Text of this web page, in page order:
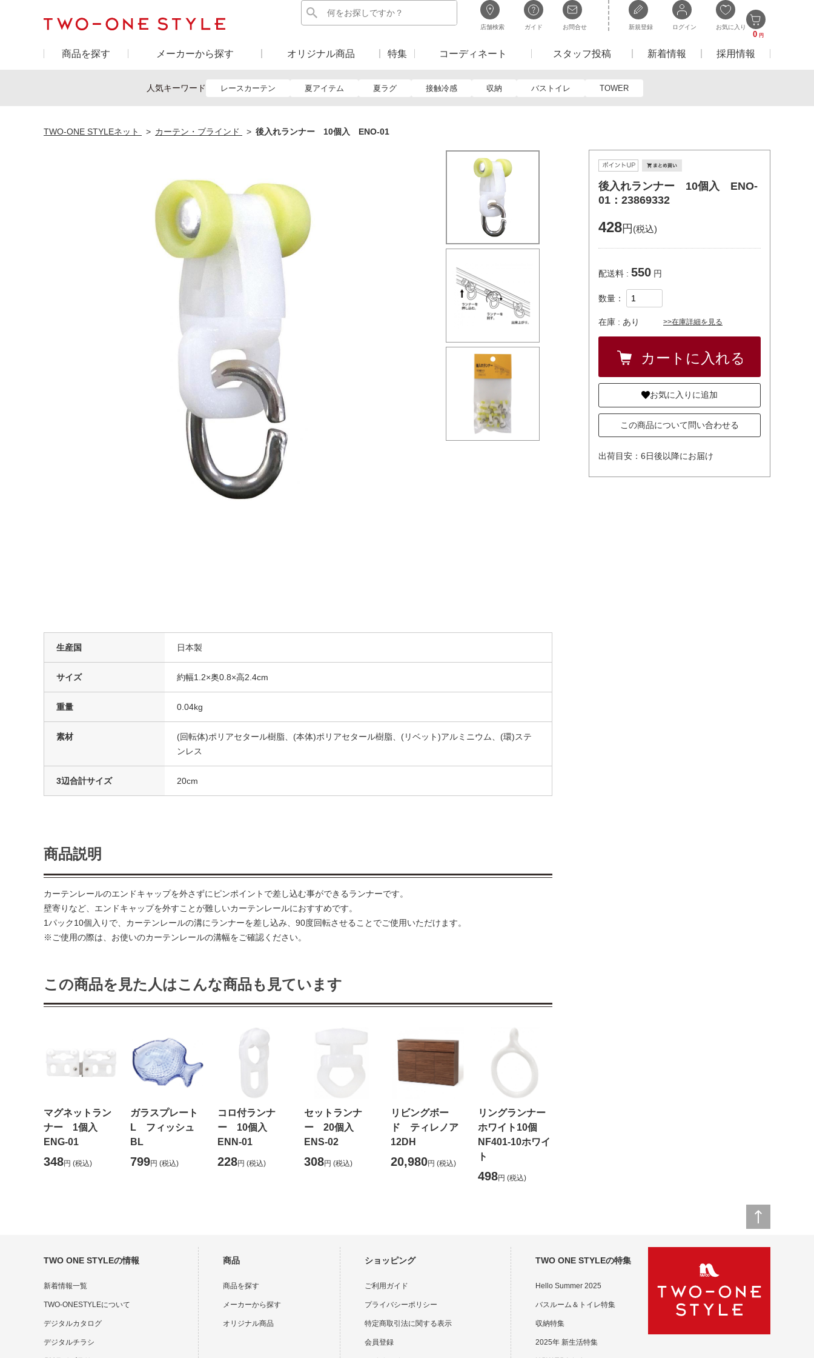
店舗検索 ガイド お問合せ 新規登録 ログイン お気に入り
0 円
商品を探す メーカーから探す オリジナル商品 特集 コーディネート スタッフ投稿 新着情報 採用情報
人気キーワード レースカーテン 夏アイテム 夏ラグ 接触冷感 収納 バストイレ TOWER
後入れランナー 10個入 ENO-
01：23869332
428円 (税込)
配送料 : 550 円
数量：
在庫 : あり >>在庫詳細を見る
お気に入りに追加
この商品について問い合わせる
出荷目安：6日後以降にお届け
TWO-ONE STYLEネット カーテン・ブラインド 後入れランナー 10個入 ENO-01
生産国 日本製
サイズ 約幅1.2×奥0.8×高2.4cm
重量 0.04kg
素材
(回転体)ポリアセタール樹脂、(本体)ポリアセタール樹脂、(リベット)アルミニウム、(環)ステ
ンレス
3辺合計サイズ 20cm
商品説明
カーテンレールのエンドキャップを外さずにピンポイントで差し込む事ができるランナーです。
壁寄りなど、エンドキャップを外すことが難しいカーテンレールにおすすめです。
1パック10個入りで、カーテンレールの溝にランナーを差し込み、90度回転させることでご使用いただけます。
※ご使用の際は、お使いのカーテンレールの溝幅をご確認ください。
この商品を見た人はこんな商品も見ています
マグネットラン
ナー 1個入
ENG-01
348円 (税込)
ガラスプレート
L フィッシュ
BL
799円 (税込)
コロ付ランナ
ー 10個入
ENN-01
228円 (税込)
セットランナ
ー 20個入
ENS-02
308円 (税込)
リビングボー
ド ティレノア
12DH
20,980円 (税込)
リングランナー
ホワイト10個
NF401-10ホワイ
ト
498円 (税込)
TWO ONE STYLEの情報
新着情報一覧
TWO-ONESTYLEについて
デジタルカタログ
デジタルチラシ
商品
商品を探す
メーカーから探す
オリジナル商品
ショッピング
ご利用ガイド
プライバシーポリシー
特定商取引法に関する表示
会員登録
TWO ONE STYLEの特集
Hello Summer 2025
バスルーム＆トイレ特集
収納特集
2025年 新生活特集